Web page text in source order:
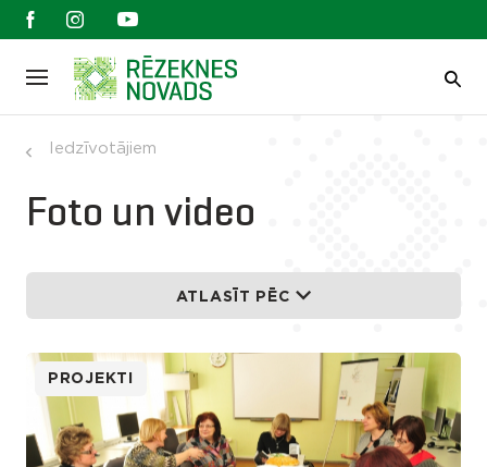
Iedzīvotājiem
Foto un video
ATLASĪT PĒC
PROJEKTI